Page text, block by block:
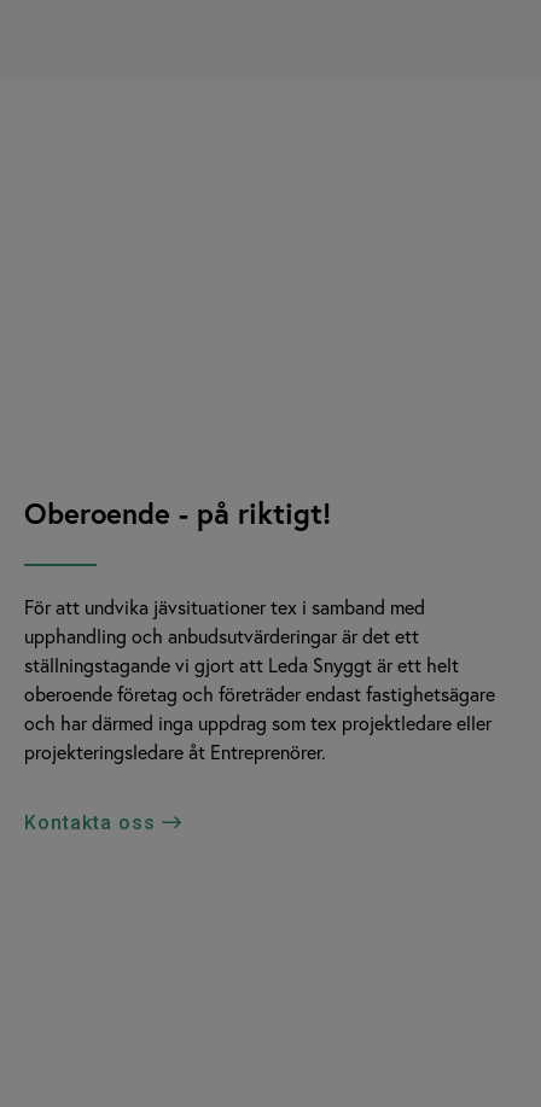
Oberoende - på riktigt!
För att undvika jävsituationer tex i samband med
upphandling och anbudsutvärderingar är det ett
ställningstagande vi gjort att Leda Snyggt är ett helt
oberoende företag och företräder endast fastighetsägare
och har därmed inga uppdrag som tex projektledare eller
projekteringsledare åt Entreprenörer.
Kontakta oss